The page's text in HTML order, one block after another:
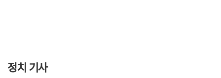
정치 기사